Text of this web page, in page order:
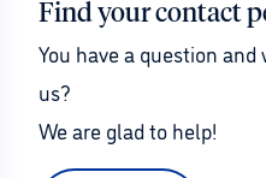
Find your contact
You have a question
us?
We are glad to help!